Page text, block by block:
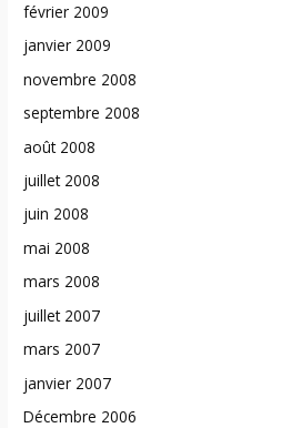
février 2009
janvier 2009
novembre 2008
septembre 2008
août 2008
juillet 2008
juin 2008
mai 2008
mars 2008
juillet 2007
mars 2007
janvier 2007
Décembre 2006